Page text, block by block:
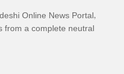
Online News Portal,
from a complete neutral